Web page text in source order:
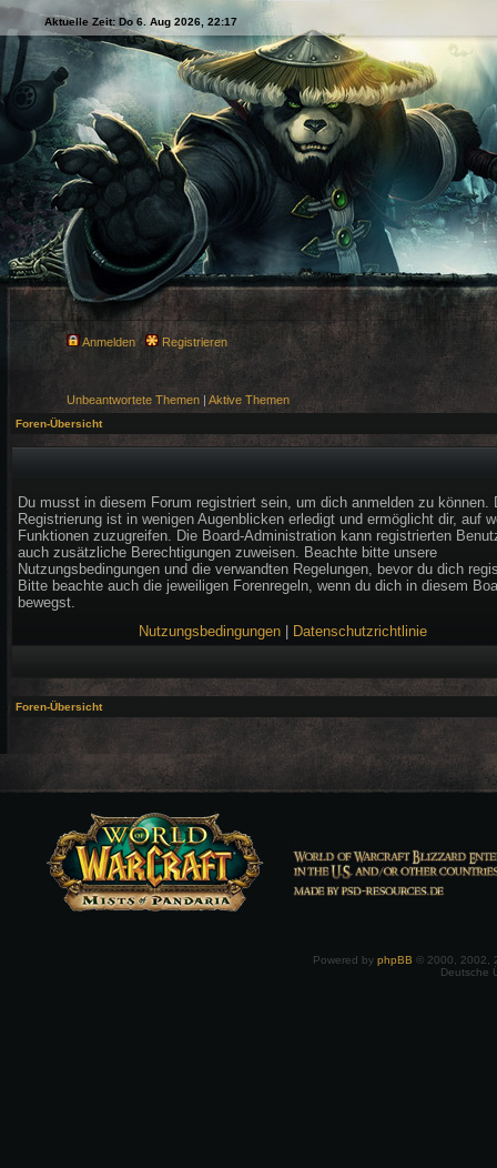
Aktuelle Zeit: Do 6. Aug 2026, 22:17
Anmelden Registrieren
Unbeantwortete Themen | Aktive Themen
Foren-Übersicht
Du musst in diesem Forum registriert sein, um dich anmelden zu können.
Registrierung ist in wenigen Augenblicken erledigt und ermöglicht dir, auf
Funktionen zuzugreifen. Die Board-Administration kann registrierten
auch zusätzliche Berechtigungen zuweisen. Beachte bitte unsere
Nutzungsbedingungen und die verwandten Regelungen, bevor du dich
Bitte beachte auch die jeweiligen Forenregeln, wenn du dich in diesem
bewegst.
Nutzungsbedingungen
Datenschutzrichtlinie
Foren-Übersicht
Powered by phpBB © 2000, 2002,
Deutsche